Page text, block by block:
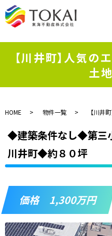
【川井町】人気の
土
HOME 物件一覧 【川井
◆建築条件なし◆第三
川井町◆約８０坪
価格 1,300万円